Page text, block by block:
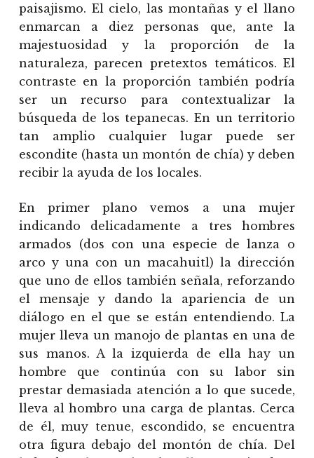
paisajismo. El cielo, las montañas y el llano
enmarcan a diez personas que, ante la
majestuosidad y la proporción de la
naturaleza, parecen pretextos temáticos. El
contraste en la proporción también podría
ser un recurso para contextualizar la
búsqueda de los tepanecas. En un territorio
tan amplio cualquier lugar puede ser
escondite (hasta un montón de chía) y deben
recibir la ayuda de los locales.
En primer plano vemos a una mujer
indicando delicadamente a tres hombres
armados (dos con una especie de lanza o
arco y una con un macahuitl) la dirección
que uno de ellos también señala, reforzando
el mensaje y dando la apariencia de un
diálogo en el que se están entendiendo. La
mujer lleva un manojo de plantas en una de
sus manos. A la izquierda de ella hay un
hombre que continúa con su labor sin
prestar demasiada atención a lo que sucede,
lleva al hombro una carga de plantas. Cerca
de él, muy tenue, escondido, se encuentra
otra figura debajo del montón de chía. Del